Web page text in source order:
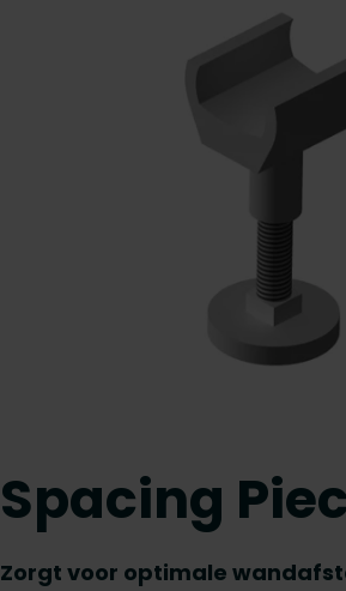
Spacing
Zorgt voor optimale